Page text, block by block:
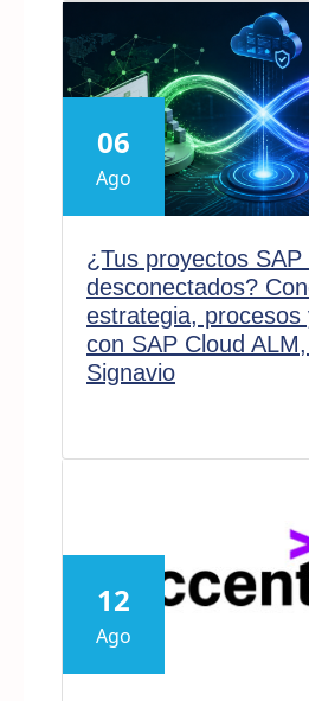
06
Ago
¿Tus proyectos SAP
desconectados?
estrategia, procesos
con SAP Cloud
Signavio
12
Ago